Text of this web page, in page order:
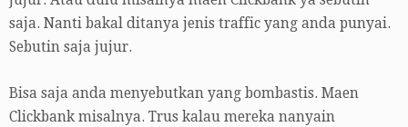
saja. Nanti bakal ditanya jenis traffic yang anda punyai.
Sebutin saja jujur.
Bisa saja anda menyebutkan yang bombastis. Maen
Clickbank misalnya. Trus kalau mereka nanyain